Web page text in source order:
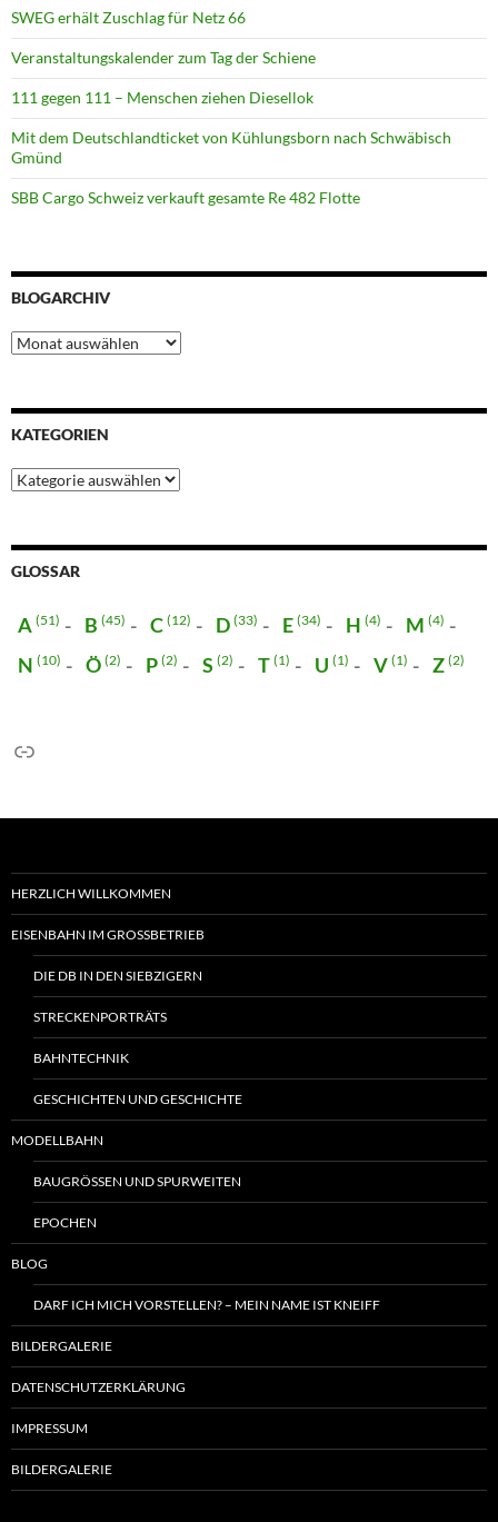
SWEG erhält Zuschlag für Netz 66
Veranstaltungskalender zum Tag der Schiene
111 gegen 111 – Menschen ziehen Diesellok
Mit dem Deutschlandticket von Kühlungsborn nach Schwäbisch
Gmünd
SBB Cargo Schweiz verkauft gesamte Re 482 Flotte
BLOGARCHIV
Blogarchiv
KATEGORIEN
Kategorien
GLOSSAR
A (51) B (45) C (12) D (33) E (34) H (4) M (4)
N (10) Ö (2) P (2) S (2) T (1) U (1) V (1) Z (2)
Link
HERZLICH WILLKOMMEN
EISENBAHN IM GROSSBETRIEB
DIE DB IN DEN SIEBZIGERN
STRECKENPORTRÄTS
BAHNTECHNIK
GESCHICHTEN UND GESCHICHTE
MODELLBAHN
BAUGRÖSSEN UND SPURWEITEN
EPOCHEN
BLOG
DARF ICH MICH VORSTELLEN? – MEIN NAME IST KNEIFF
BILDERGALERIE
DATENSCHUTZERKLÄRUNG
IMPRESSUM
BILDERGALERIE